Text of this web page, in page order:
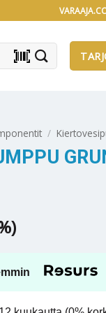
barcode_scanner
/